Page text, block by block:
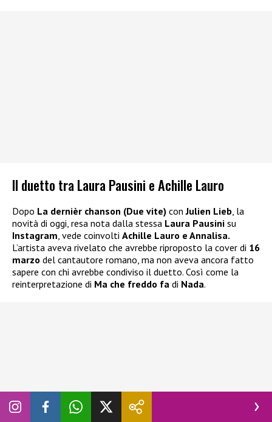
Il duetto tra Laura Pausini e Achille Lauro
Dopo La dernièr chanson (Due vite) con Julien Lieb , la
novità di oggi, resa nota dalla stessa Laura Pausini su
Instagram , vede coinvolti Achille Lauro e Annalisa.
L’artista aveva rivelato che avrebbe riproposto la cover di 16
marzo del cantautore romano, ma non aveva ancora fatto
sapere con chi avrebbe condiviso il duetto. Così come la
reinterpretazione di Ma che freddo fa di Nada.